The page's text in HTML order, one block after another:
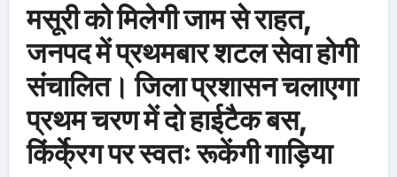
मसूरी को मिलेगी जाम से राहत,
जनपद में प्रथमबार शटल सेवा होगी
संचालित। जिला प्रशासन चलाएगा
प्रथम चरण में दो हाईटैक बस,
किंर्के्रग पर स्वतः रूकेंगी गाड़िया